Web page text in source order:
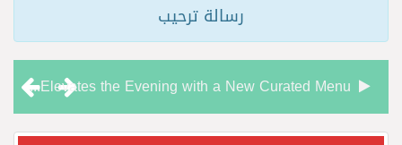
رسالة ترحيب
Chamas Bar & Cigar Lounge Elevates the Evening with a New Curated Menu
“شاماس” يقدّم تجربة مسائية راقية مع قائمة جديدة مستوحاة من النكهات البرازيلية